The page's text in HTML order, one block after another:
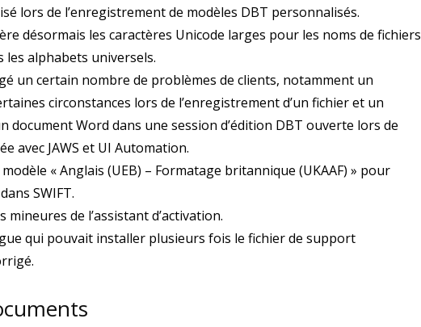
lors de l’enregistrement de modèles DBT personnalisés.
désormais les caractères Unicode larges pour les noms de fichiers
alphabets universels.
un certain nombre de problèmes de clients, notamment un
circonstances lors de l’enregistrement d’un fichier et un
document Word dans une session d’édition DBT ouverte lors de
avec JAWS et UI Automation.
« Anglais (UEB) – Formatage britannique (UKAAF) » pour
SWIFT.
de l’assistant d’activation.
qui pouvait installer plusieurs fois le fichier de support